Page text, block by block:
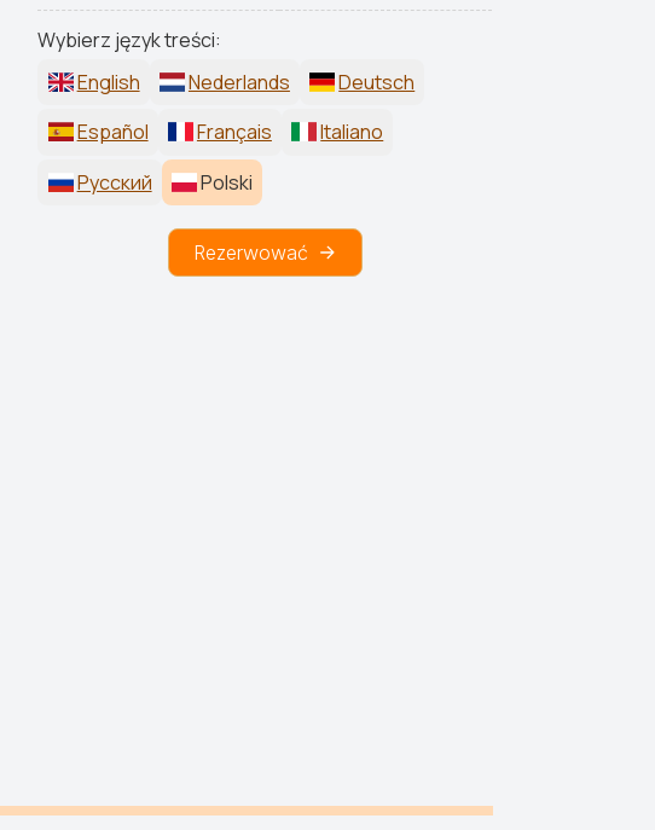
Wybierz język treści:
English
Nederlands
Deutsch
Español
Français
Italiano
Русский
Polski
Rezerwować